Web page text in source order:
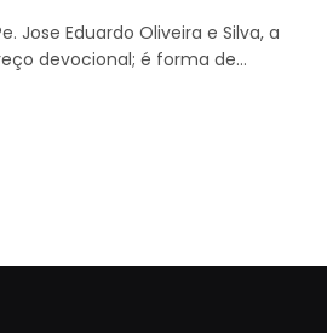
Jose Eduardo Oliveira e Silva, a
devocional; é forma de…